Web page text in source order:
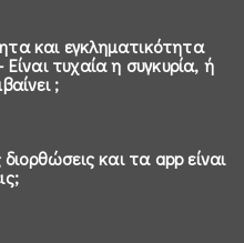
και εγκληματικότητα
τυχαία η συγκυρία, ή
;
διορθώσεις και τα app είναι